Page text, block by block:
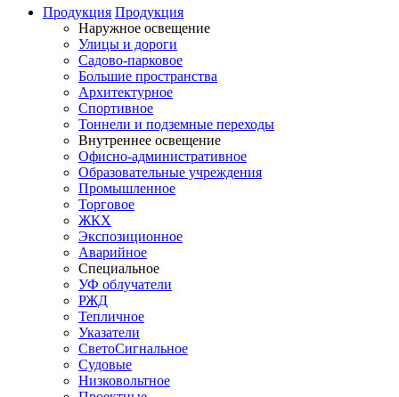
Продукция Продукция
Наружное освещение
Улицы и дороги
Садово-парковое
Большие пространства
Архитектурное
Спортивное
Тоннели и подземные переходы
Внутреннее освещение
Офисно-административное
Образовательные учреждения
Промышленное
Торговое
ЖКХ
Экспозиционное
Аварийное
Специальное
УФ облучатели
РЖД
Тепличное
Указатели
СветоСигнальное
Судовые
Низковольтное